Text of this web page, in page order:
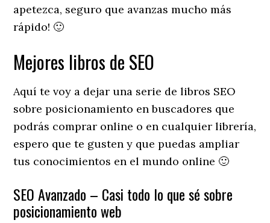
apetezca, seguro que avanzas mucho más
rápido! 🙂
Mejores libros de SEO
Aquí te voy a dejar una serie de libros SEO
sobre posicionamiento en buscadores que
podrás comprar online o en cualquier librería,
espero que te gusten y que puedas ampliar
tus conocimientos en el mundo online 🙂
SEO Avanzado – Casi todo lo que sé sobre
posicionamiento web